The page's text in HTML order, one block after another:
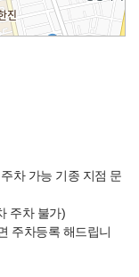
차 가능 기종 지점 문
주차 불가)
주차등록 해드립니